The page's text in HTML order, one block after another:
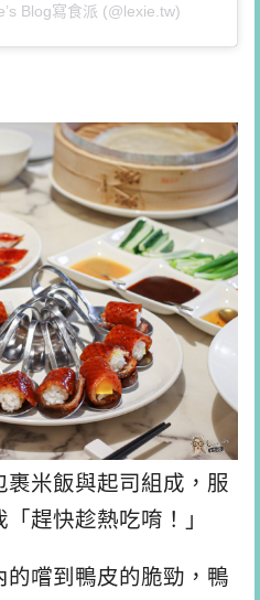
Blog寫食派 (@lexie.tw)
米飯與起司組成，服
趕快趁熱吃唷！」
嚐到鴨皮的脆勁，鴨